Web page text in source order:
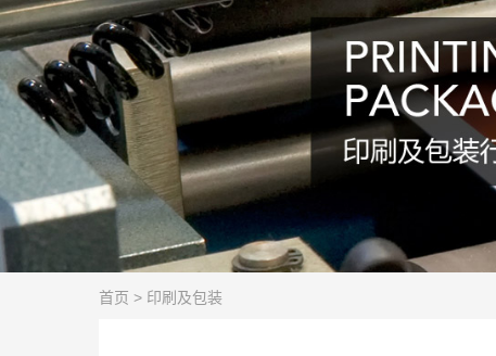
首页 > 印刷及包装